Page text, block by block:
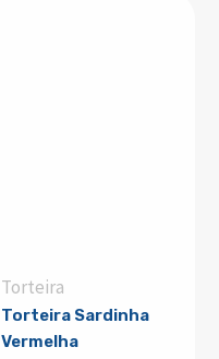
Torteira
Torteira Sardinha
Vermelha